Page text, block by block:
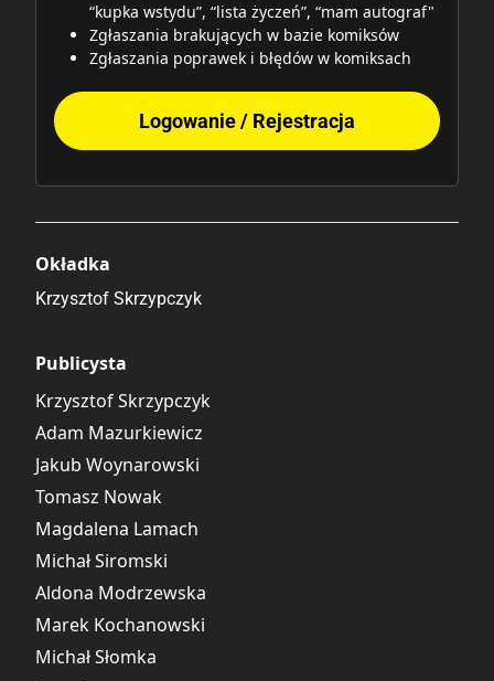
“kupka wstydu”, “lista życzeń”, “mam autograf"
Zgłaszania brakujących w bazie komiksów
Zgłaszania poprawek i błędów w komiksach
Logowanie / Rejestracja
Okładka
Krzysztof Skrzypczyk
Publicysta
Krzysztof Skrzypczyk
Adam Mazurkiewicz
Jakub Woynarowski
Tomasz Nowak
Magdalena Lamach
Michał Siromski
Aldona Modrzewska
Marek Kochanowski
Michał Słomka